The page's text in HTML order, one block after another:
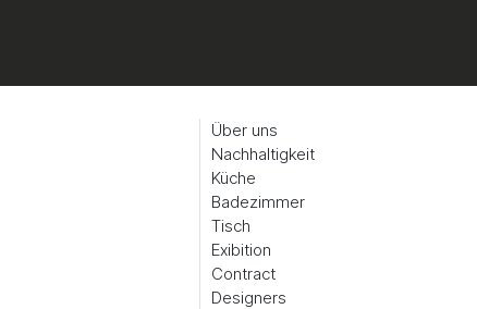
Über uns
Nachhaltigkeit
Küche
Badezimmer
Tisch
Exibition
Contract
Designers